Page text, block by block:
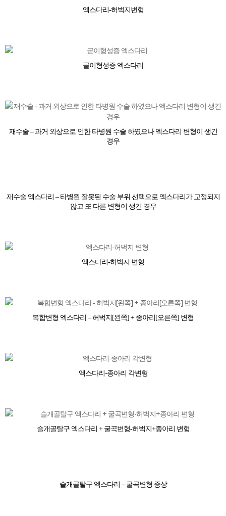
엑스다리-허벅지변형
골이형성증 엑스다리
재수술 – 과거 외상으로 인한 타병원 수술 하였으나 엑스다리 변형이 생긴
경우
재수술 엑스다리 – 타병원 잘못된 수술 부위 선택으로 엑스다리가 교정되지
않고 또 다른 변형이 생긴 경우
엑스다리-허벅지 변형
복합변형 엑스다리 – 허벅지[왼쪽] + 종아리[오른쪽] 변형
엑스다리-종아리 각변형
슬개골탈구 엑스다리 + 굴곡변형-허벅지+종아리 변형
슬개골탈구 엑스다리 – 굴곡변형 증상